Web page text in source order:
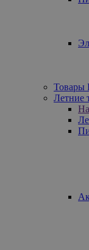
Товары
Летние